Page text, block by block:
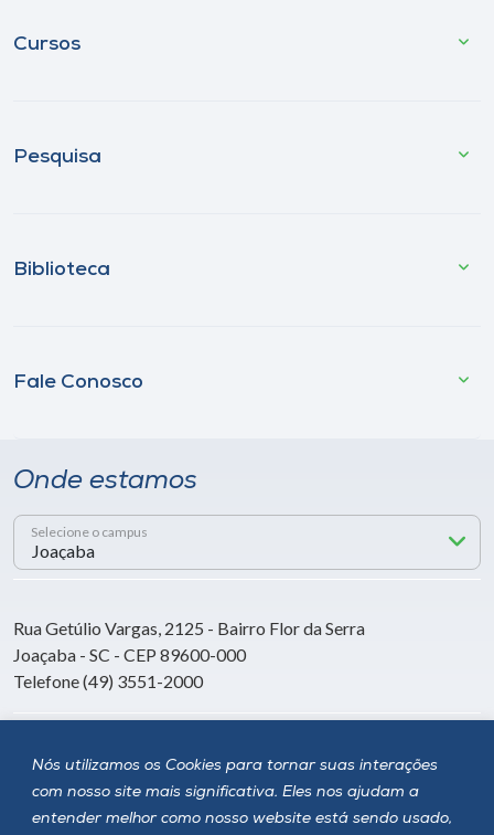
Nós utilizamos os Cookies para tornar suas interações
com nosso site mais significativa. Eles nos ajudam a
entender melhor como nosso website está sendo usado,
Cursos
Pesquisa
Biblioteca
Fale Conosco
Onde estamos
Selecione o campus
Rua Getúlio Vargas, 2125 - Bairro Flor da Serra
Joaçaba - SC - CEP 89600-000
Telefone (49) 3551-2000
Siga a Unoesc